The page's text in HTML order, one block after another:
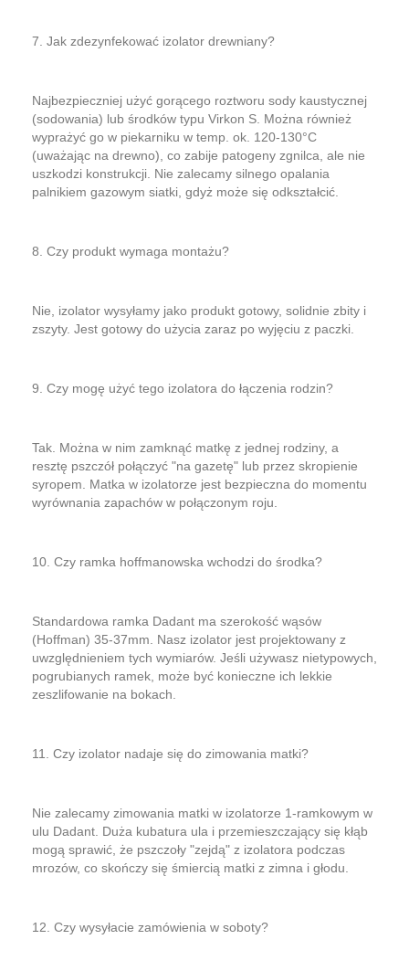
7. Jak zdezynfekować izolator drewniany?
Najbezpieczniej użyć gorącego roztworu sody kaustycznej
(sodowania) lub środków typu Virkon S. Można również
wyprażyć go w piekarniku w temp. ok. 120-130°C
(uważając na drewno), co zabije patogeny zgnilca, ale nie
uszkodzi konstrukcji. Nie zalecamy silnego opalania
palnikiem gazowym siatki, gdyż może się odkształcić.
8. Czy produkt wymaga montażu?
Nie, izolator wysyłamy jako produkt gotowy, solidnie zbity i
zszyty. Jest gotowy do użycia zaraz po wyjęciu z paczki.
9. Czy mogę użyć tego izolatora do łączenia rodzin?
Tak. Można w nim zamknąć matkę z jednej rodziny, a
resztę pszczół połączyć "na gazetę" lub przez skropienie
syropem. Matka w izolatorze jest bezpieczna do momentu
wyrównania zapachów w połączonym roju.
10. Czy ramka hoffmanowska wchodzi do środka?
Standardowa ramka Dadant ma szerokość wąsów
(Hoffman) 35-37mm. Nasz izolator jest projektowany z
uwzględnieniem tych wymiarów. Jeśli używasz nietypowych,
pogrubianych ramek, może być konieczne ich lekkie
zeszlifowanie na bokach.
11. Czy izolator nadaje się do zimowania matki?
Nie zalecamy zimowania matki w izolatorze 1-ramkowym w
ulu Dadant. Duża kubatura ula i przemieszczający się kłąb
mogą sprawić, że pszczoły "zejdą" z izolatora podczas
mrozów, co skończy się śmiercią matki z zimna i głodu.
12. Czy wysyłacie zamówienia w soboty?